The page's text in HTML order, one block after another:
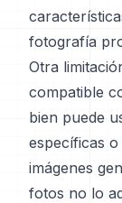
fotografía
Otra
compatible
bien puede
específicas
imágenes
fotos no lo